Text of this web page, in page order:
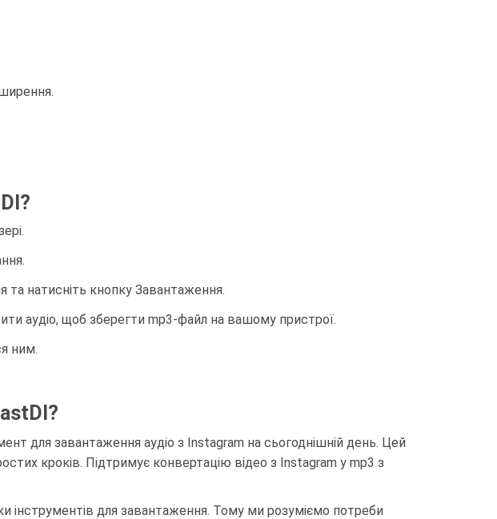
та натисніть кнопку Завантаження.
аудіо, щоб зберегти mp3-файл на вашому пристрої.
ним.
для завантаження аудіо з Instagram на сьогоднішній день. Цей
кроків. Підтримує конвертацію відео з Instagram у mp3 з
інструментів для завантаження. Тому ми розуміємо потреби